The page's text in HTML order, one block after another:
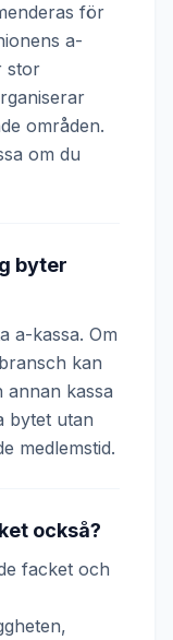
för
a-
stor
områden.
om du
byter
a-kassa. Om
kan
kassa
bytet utan
medlemstid.
också?
facket och